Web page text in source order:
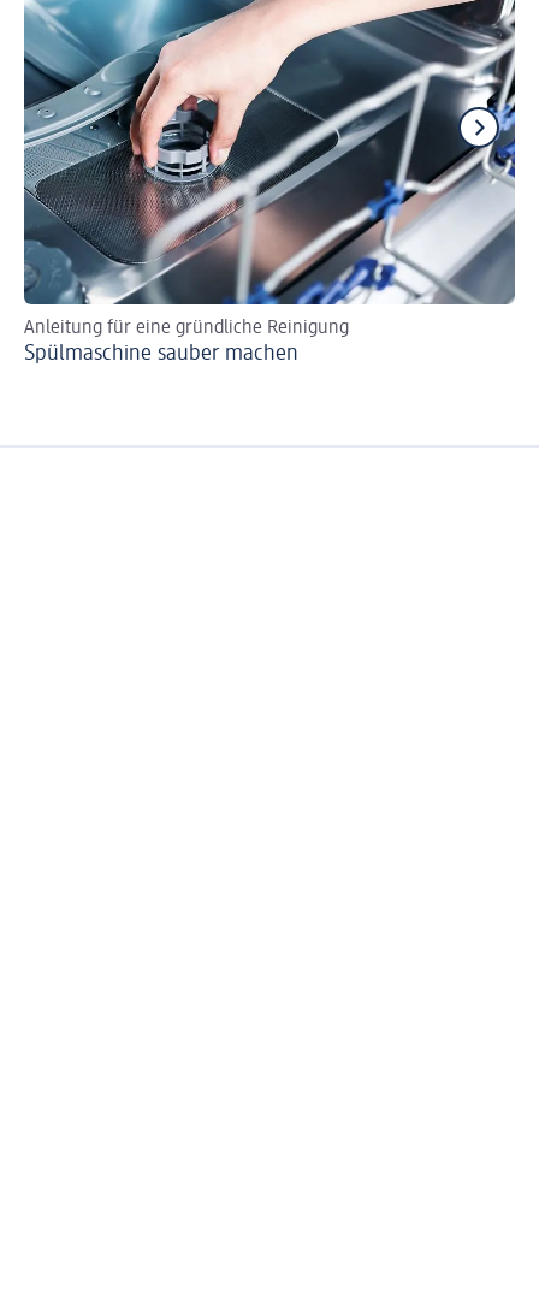
Anleitung für eine gründliche Reinigung
Spülmaschine sauber machen